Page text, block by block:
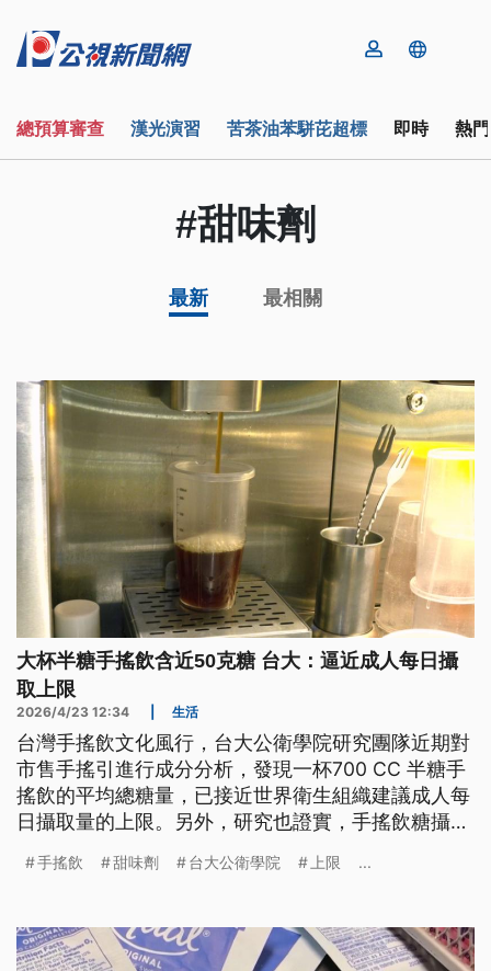
總預算審查 漢光演習 苦茶油苯駢芘超標 即時 熱
#甜味劑
最新 最相關
大杯半糖手搖飲含近50克糖 台大：逼近成人每日攝
取上限
2026/4/23 12:34 生活
台灣手搖飲文化風行，台大公衛學院研究團隊近期對
市售手搖引進行成分分析，發現一杯700 CC 半糖手
搖飲的平均總糖量，已接近世界衛生組織建議成人每
日攝取量的上限。另外，研究也證實，手搖飲糖攝取
手搖飲 甜味劑 台大公衛學院 上限 ...